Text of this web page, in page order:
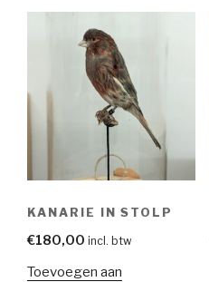
KANARIE IN STOLP
€180,00 incl. btw
Toevoegen aan